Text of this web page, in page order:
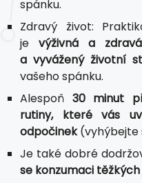
spánku.
Zdravý život:
je výživná a
a vyvážený životní
vašeho spánku.
Alespoň 30 minut
rutiny, které vás
odpočinek(vyhýbejte
Je také dobré
se konzumaci